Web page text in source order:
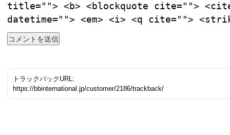
title=""> <b> <blockquote cite="">
datetime=""> <em> <i> <q cite="">
トラックバックURL:
https://bbinternational.jp/customer/2186/trackback/